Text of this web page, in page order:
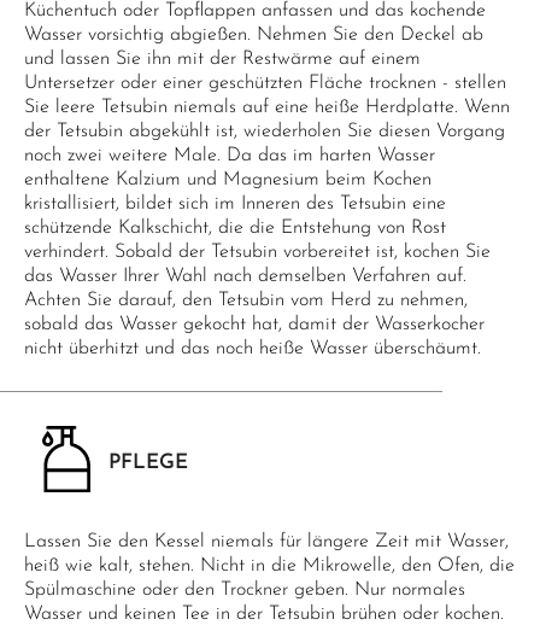
Küchentuch oder Topflappen anfassen und das kochende
Wasser vorsichtig abgießen. Nehmen Sie den Deckel ab
und lassen Sie ihn mit der Restwärme auf einem
Untersetzer oder einer geschützten Fläche trocknen - stellen
Sie leere Tetsubin niemals auf eine heiße Herdplatte. Wenn
der Tetsubin abgekühlt ist, wiederholen Sie diesen Vorgang
noch zwei weitere Male. Da das im harten Wasser
enthaltene Kalzium und Magnesium beim Kochen
kristallisiert, bildet sich im Inneren des Tetsubin eine
schützende Kalkschicht, die die Entstehung von Rost
verhindert. Sobald der Tetsubin vorbereitet ist, kochen Sie
das Wasser Ihrer Wahl nach demselben Verfahren auf.
Achten Sie darauf, den Tetsubin vom Herd zu nehmen,
sobald das Wasser gekocht hat, damit der Wasserkocher
nicht überhitzt und das noch heiße Wasser überschäumt.
PFLEGE
Lassen Sie den Kessel niemals für längere Zeit mit Wasser,
heiß wie kalt, stehen. Nicht in die Mikrowelle, den Ofen, die
Spülmaschine oder den Trockner geben. Nur normales
Wasser und keinen Tee in der Tetsubin brühen oder kochen.